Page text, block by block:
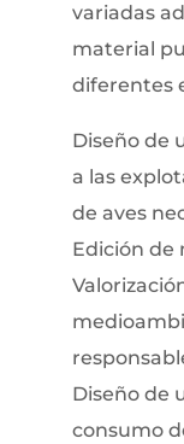
variadas
material
diferentes
Diseño de
a las
de aves
Edición de
Diseño de
consumo